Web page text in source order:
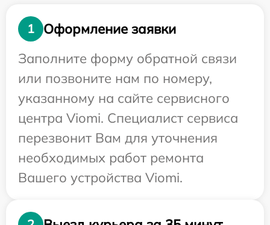
1
Оформление заявки
Заполните форму обратной связи
или позвоните нам по номеру,
указанному на сайте сервисного
центра Viomi. Специалист сервиса
перезвонит Вам для уточнения
необходимых работ ремонта
Вашего устройства Viomi.